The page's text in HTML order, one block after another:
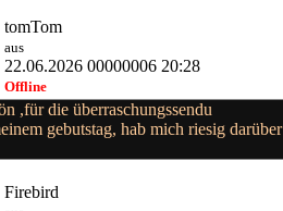
tomTom
aus
22.06.2026 00000006 20:28
Offline
,für die überraschungssendu
gebutstag, hab mich riesig darüber
Firebird